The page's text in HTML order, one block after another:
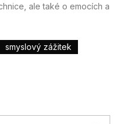
ale také o emocích a
smyslový zážitek